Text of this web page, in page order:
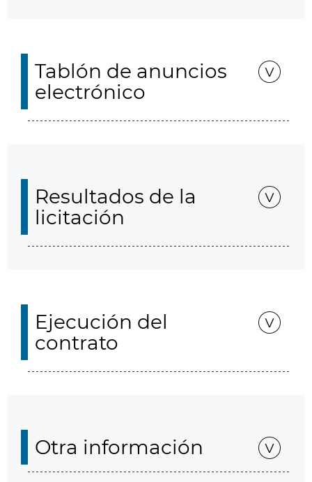
Tablón de anuncios
electrónico
Resultados de la
licitación
Ejecución del
contrato
Otra información